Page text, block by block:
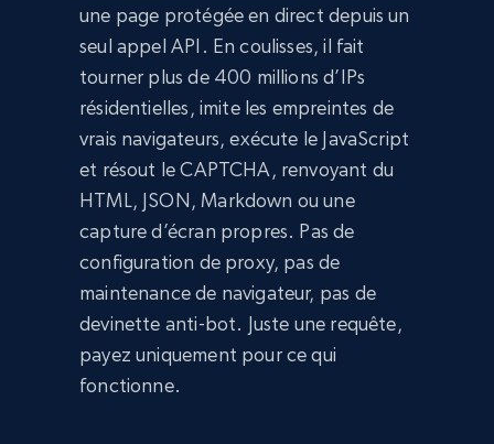
une page protégée en direct depuis un
seul appel API. En coulisses, il fait
tourner plus de 400 millions d’IPs
résidentielles, imite les empreintes de
vrais navigateurs, exécute le JavaScript
et résout le CAPTCHA, renvoyant du
HTML, JSON, Markdown ou une
capture d’écran propres. Pas de
configuration de proxy, pas de
maintenance de navigateur, pas de
devinette anti-bot. Juste une requête,
payez uniquement pour ce qui
fonctionne.